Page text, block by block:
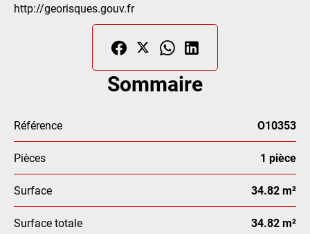
http://georisques.gouv.fr
Sommaire
Référence O10353
Pièces 1 pièce
Surface 34.82 m²
Surface totale 34.82 m²